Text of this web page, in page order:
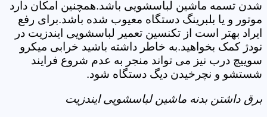
شدن تسمه ماشین لباسشویی باشد.همچنین امکان دارد
موتور و یا بلبرینگ دستگاه معیوب شده باشد.برای رفع
ایراد بهتر است از تکنسین تعمیر لباسشویی ایندزیت در
نودژ کمک بخواهید.به خاطر داشته باشید خرابی میکرو
سوییچ درب نیز می تواند منجر به عدم شروع فرایند
شستشو و نچرخیدن دیگ دستگاه شود.
برق داشتن بدنه ماشین لباسشویی ایندزیت